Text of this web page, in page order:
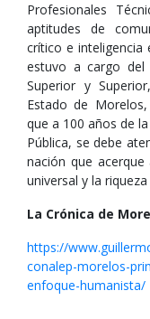
Profesionales
aptitudes de
crítico e inteligencia
estuvo a cargo del
Superior y
Estado de
que a 100 años de
Pública, se debe
nación que
universal y la
La Crónica de
https://
conalep-morelos-
enfoque-humanista/